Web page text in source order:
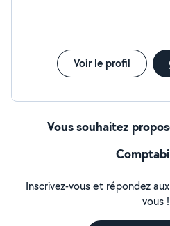
Voir le profil
Vous souhaitez
Inscrivez-vous et répondez
vous !